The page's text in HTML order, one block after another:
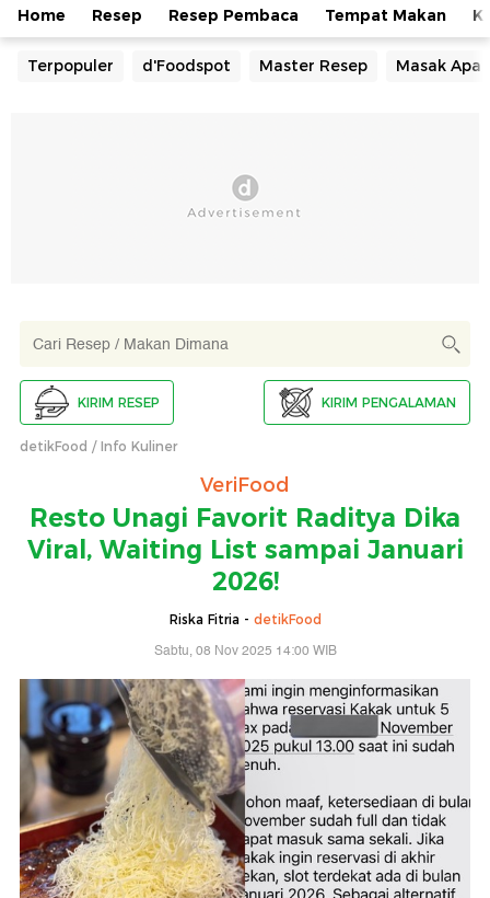
Home Resep Resep Pembaca Tempat Makan
Terpopuler d'Foodspot Master Resep Masak Apa
KIRIM RESEP KIRIM PENGALAMAN
detikFood Info Kuliner
VeriFood
Resto Unagi Favorit Raditya Dika
Viral, Waiting List sampai Januari
2026!
Riska Fitria - detikFood
Sabtu, 08 Nov 2025 14:00 WIB